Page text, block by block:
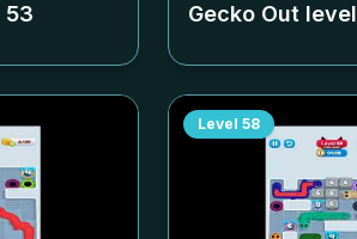
53 Gecko Out level
Level 58